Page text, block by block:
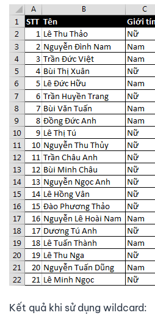
Kết quả khi sử dụng wildcard: